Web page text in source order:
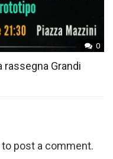
0
rassegna Grandi
to post a comment.